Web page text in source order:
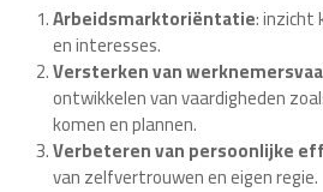
Arbeidsmarktoriëntatie: inzicht
en interesses.
Versterken van
ontwikkelen van vaardigheden
komen en plannen.
Verbeteren van persoonlijke
van zelfvertrouwen en eigen regie.